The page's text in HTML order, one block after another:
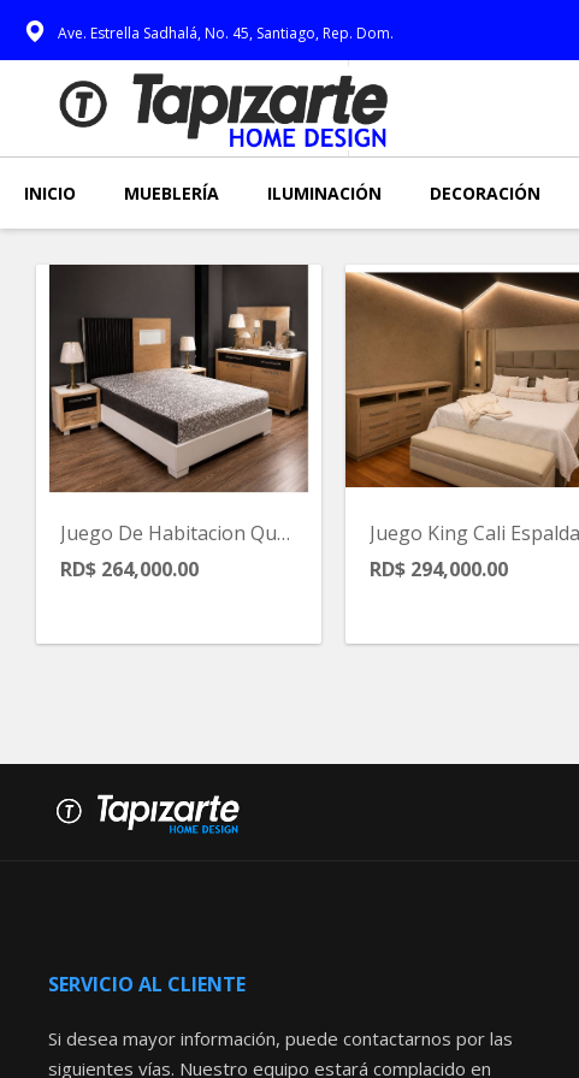
Ave. Estrella Sadhalá, No. 45, Santiago, Rep. Dom.
INICIO MUEBLERÍA ILUMINACIÓN DECORACIÓN
Juego De Habitacion Queen
RD$ 264,000.00
RD$ 294,000.00
SERVICIO AL CLIENTE
Si desea mayor información, puede contactarnos por las
siguientes vías. Nuestro equipo estará complacido en